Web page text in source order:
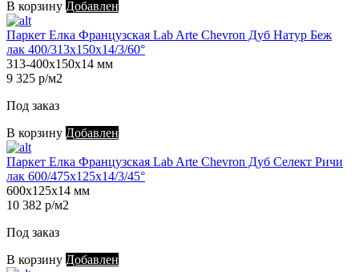
В корзину Добавлен
Паркет Елка Французская Lab Arte Chevron Дуб Натур Беж
лак 400/313х150х14/3/60°
313-400х150х14 мм
9 325 р/м2
Под заказ
В корзину Добавлен
Паркет Елка Французская Lab Arte Chevron Дуб Селект Ричи
лак 600/475х125х14/3/45°
600х125х14 мм
10 382 р/м2
Под заказ
В корзину Добавлен